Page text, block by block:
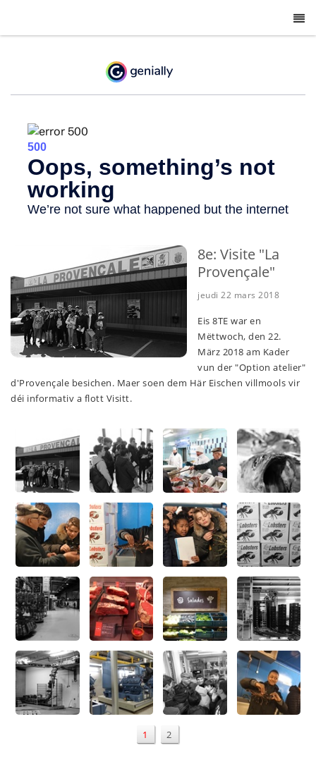
8e: Visite "La
Provençale"
jeudi 22 mars 2018
Eis 8TE war en
Mëttwoch, den 22.
März 2018 am Kader
vun der "Option atelier"
d'Provençale besichen. Maer soen dem Här Eischen villmools vir
déi informativ a flott Visitt.
1 2